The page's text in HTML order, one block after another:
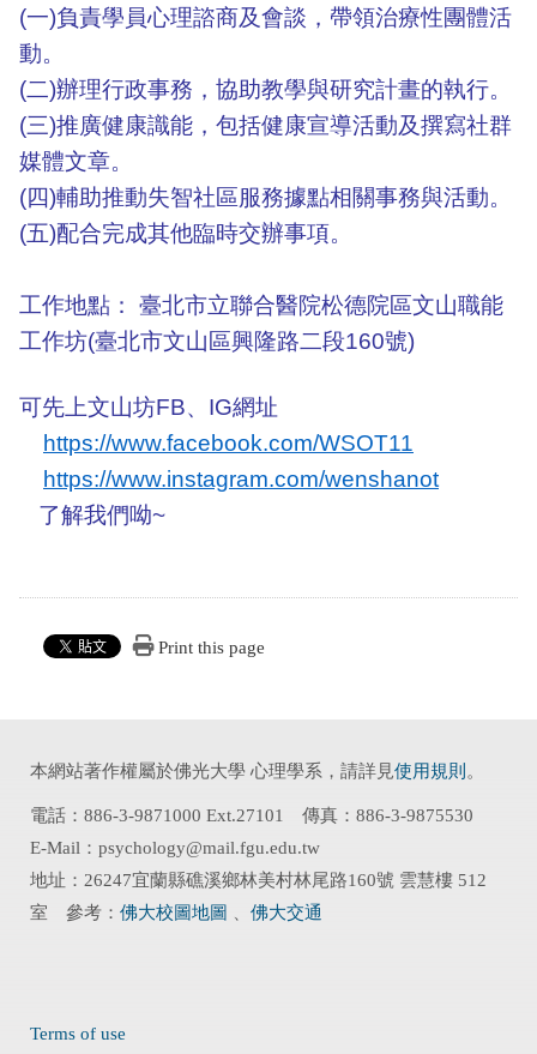
(一)負責學員心理諮商及會談，帶領治療性團體活
動。
(二)辦理行政事務，協助教學與研究計畫的執行。
(三)推廣健康識能，包括健康宣導活動及撰寫社群
媒體文章。
(四)輔助推動失智社區服務據點相關事務與活動。
(五)配合完成其他臨時交辦事項。
工作地點： 臺北市立聯合醫院松德院區文山職能
工作坊(臺北市文山區興隆路二段160號)
可先上文山坊FB、IG網址
https://www.facebook.com/WSOT11
https://www.instagram.com/wenshanot
了解我們呦~
Print this page
本網站著作權屬於佛光大學 心理學系，請詳見使用規則 。
電話：886-3-9871000 Ext.27101 傳真：886-3-9875530
E-Mail：psychology@mail.fgu.edu.tw
地址：26247宜蘭縣礁溪鄉林美村林尾路160號 雲慧樓 512
室 參考： 佛大校圖地圖 佛大交通
Terms of use